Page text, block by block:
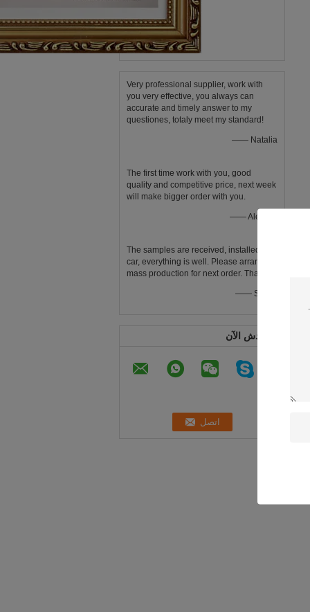
Very professional supplier, work with
you very effective, you always can
accurate and timely answer to my
questiones, totaly meet my standard!
—— Natalia
The first time work with you, good
quality and competitive price, next week
will make bigger order with you.
—— Aleksey
The samples are received, installed in
car, everything is well. Please arrange
mass production for next order. Thanks.
—— Shally
ابن دردش الآن